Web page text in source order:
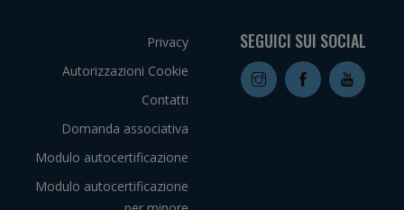
Privacy
Autorizzazioni Cookie
Contatti
Domanda associativa
Modulo autocertificazione
Modulo autocertificazione
SEGUICI SUI SOCIAL